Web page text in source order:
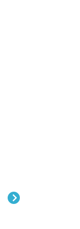
Alufix Premium